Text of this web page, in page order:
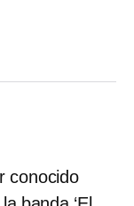
conocido